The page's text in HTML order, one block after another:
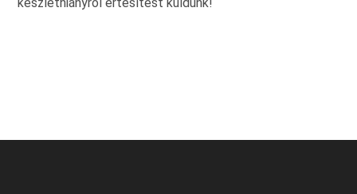
készlethiányról értesítést küldünk!